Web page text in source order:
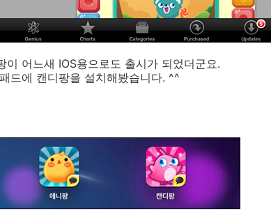
어느새 IOS용으로도 출시가 되었더군요.
드에 캔디팡을 설치해봤습니다. ^^